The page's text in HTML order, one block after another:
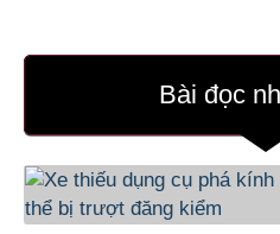
Bài đọc